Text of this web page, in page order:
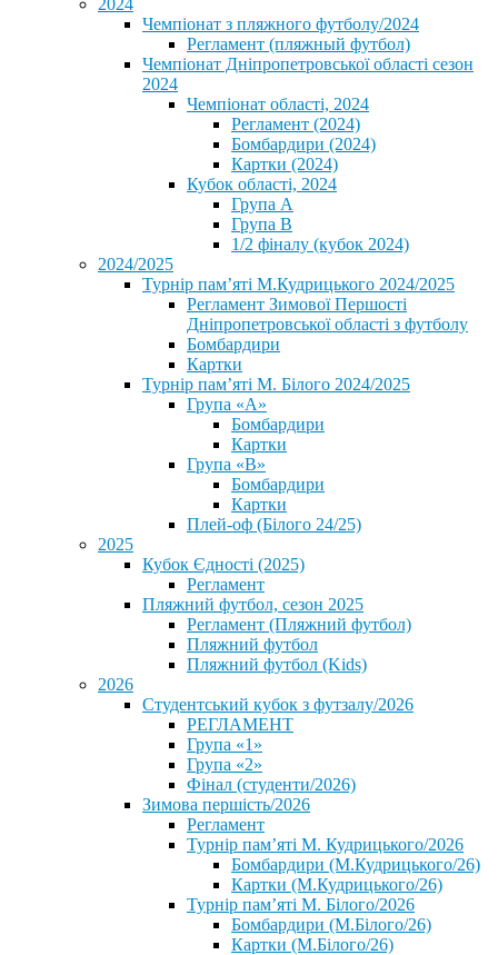
2024
Чемпіонат з пляжного футболу/2024
Регламент (пляжный футбол)
Чемпіонат Дніпропетровської області сезон
2024
Чемпіонат області, 2024
Регламент (2024)
Бомбардири (2024)
Картки (2024)
Кубок області, 2024
Група А
Група В
1/2 фіналу (кубок 2024)
2024/2025
Турнір пам’яті М.Кудрицького 2024/2025
Регламент Зимової Першості
Дніпропетровської області з футболу
Бомбардири
Картки
Турнір пам’яті М. Білого 2024/2025
Група «А»
Бомбардири
Картки
Група «В»
Бомбардири
Картки
Плей-оф (Білого 24/25)
2025
Кубок Єдності (2025)
Регламент
Пляжний футбол, сезон 2025
Регламент (Пляжний футбол)
Пляжний футбол
Пляжний футбол (Kids)
2026
Студентський кубок з футзалу/2026
РЕГЛАМЕНТ
Група «1»
Група «2»
Фінал (студенти/2026)
⁨Зимова першість/2026⁩
Регламент
Турнір пам’яті М. Кудрицького/2026
Бомбардири (М.Кудрицького/26)
Картки (М.Кудрицького/26)
Турнір пам’яті М. Білого/2026
Бомбардири (М.Білого/26)
Картки (М.Білого/26)